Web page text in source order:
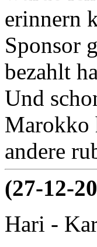
erinnern
Sponsor
bezahlt
Und
Marokko
andere
(27-12-
Hari -